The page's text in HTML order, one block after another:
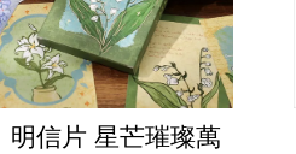
明信片 星芒璀璨萬